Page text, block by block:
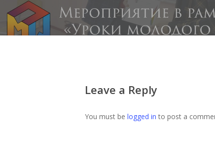
Leave a Reply
You must be logged in to post a